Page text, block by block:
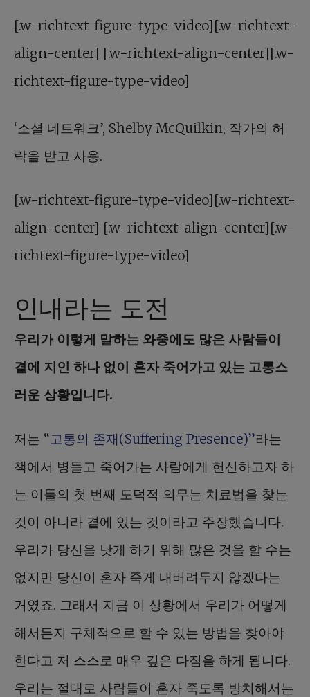
[.w-richtext-figure-type-video][.w-richtext-
align-center] [.w-richtext-align-center][.w-
richtext-figure-type-video]
‘소셜 네트워크’, Shelby McQuilkin, 작가의 허
락을 받고 사용.
[.w-richtext-figure-type-video][.w-richtext-
align-center] [.w-richtext-align-center][.w-
richtext-figure-type-video]
인내라는 도전
우리가 이렇게 말하는 와중에도 많은 사람들이
곁에 지인 하나 없이 혼자 죽어가고 있는 고통스
러운 상황입니다.
저는 “고통의 존재(Suffering Presence)”라는
책에서 병들고 죽어가는 사람에게 헌신하고자 하
는 이들의 첫 번째 도덕적 의무는 치료법을 찾는
것이 아니라 곁에 있는 것이라고 주장했습니다.
우리가 당신을 낫게 하기 위해 많은 것을 할 수는
없지만 당신이 혼자 죽게 내버려두지 않겠다는
거였죠. 그래서 지금 이 상황에서 우리가 어떻게
해서든지 구체적으로 할 수 있는 방법을 찾아야
한다고 저 스스로 매우 깊은 다짐을 하게 됩니다.
우리는 절대로 사람들이 혼자 죽도록 방치해서는